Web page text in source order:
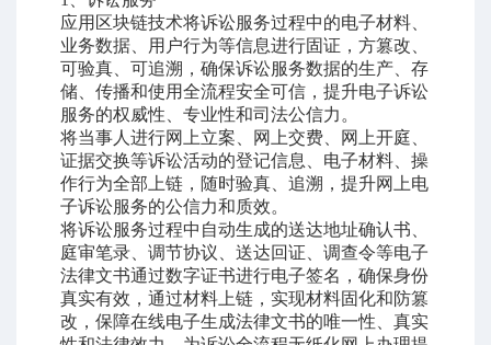
应用区块链技术将诉讼服务过程中的电子材料、
业务数据、用户行为等信息进行固证，方篡改、
可验真、可追溯，确保诉讼服务数据的生产、存
储、传播和使用全流程安全可信，提升电子诉讼
服务的权威性、专业性和司法公信力。
将当事人进行网上立案、网上交费、网上开庭、
证据交换等诉讼活动的登记信息、电子材料、操
作行为全部上链，随时验真、追溯，提升网上电
子诉讼服务的公信力和质效。
将诉讼服务过程中自动生成的送达地址确认书、
庭审笔录、调节协议、送达回证、调查令等电子
法律文书通过数字证书进行电子签名，确保身份
真实有效，通过材料上链，实现材料固化和防篡
改，保障在线电子生成法律文书的唯一性、真实